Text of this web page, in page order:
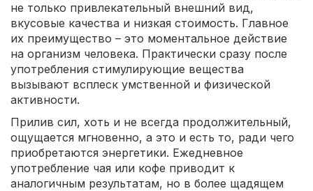
не только привлекательный внешний вид,
вкусовые качества и низкая стоимость. Главное
их преимущество – это моментальное действие
на организм человека. Практически сразу после
употребления стимулирующие вещества
вызывают всплеск умственной и физической
активности.
Прилив сил, хоть и не всегда продолжительный,
ощущается мгновенно, а это и есть то, ради чего
приобретаются энергетики. Ежедневное
употребление чая или кофе приводит к
аналогичным результатам, но в более щадящем